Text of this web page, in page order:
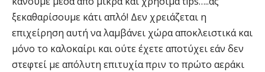
ξεκαθαρίσουμε κάτι απλό! Δεν χρειάζεται η
επιχείρηση αυτή να λαμβάνει χώρα αποκλειστικά και
μόνο το καλοκαίρι και ούτε έχετε αποτύχει εάν δεν
στεφτεί με απόλυτη επιτυχία πριν το πρώτο αεράκι